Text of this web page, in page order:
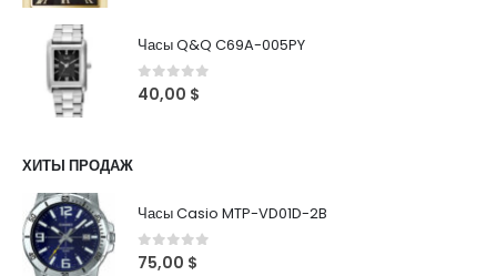
Часы Q&Q C69A-005PY
0 out of 5
40,00 $
ХИТЫ ПРОДАЖ
Часы Casio MTP-VD01D-2B
0out of 5
75,00 $